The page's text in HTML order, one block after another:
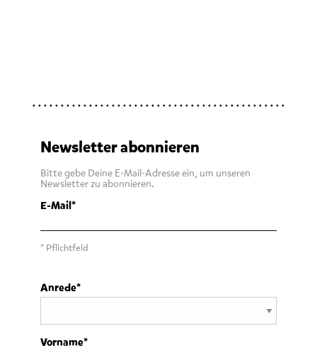
Newsletter abonnieren
Bitte gebe Deine E-Mail-Adresse ein, um unseren
Newsletter zu abonnieren.
E-Mail
* Pflichtfeld
Anrede
Vorname